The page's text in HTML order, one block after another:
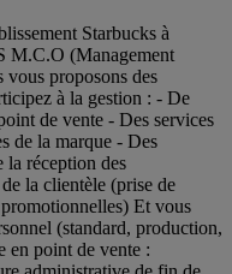
Starbucks à
M.C.O (Management
proposons des
à la gestion : - De
de vente - Des services
de la marque - Des
la réception des
la clientèle (prise de
Et vous
(standard, production,
en point de vente :